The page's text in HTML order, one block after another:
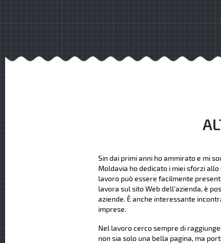
Sin dai primi anni ho ammirato e mi
Moldavia ho dedicato i miei sforzi
lavoro può essere facilmente
lavora sul sito Web dell'azienda, è
aziende. È anche interessante
imprese.
Nel lavoro cerco sempre di
non sia solo una bella pagina, ma